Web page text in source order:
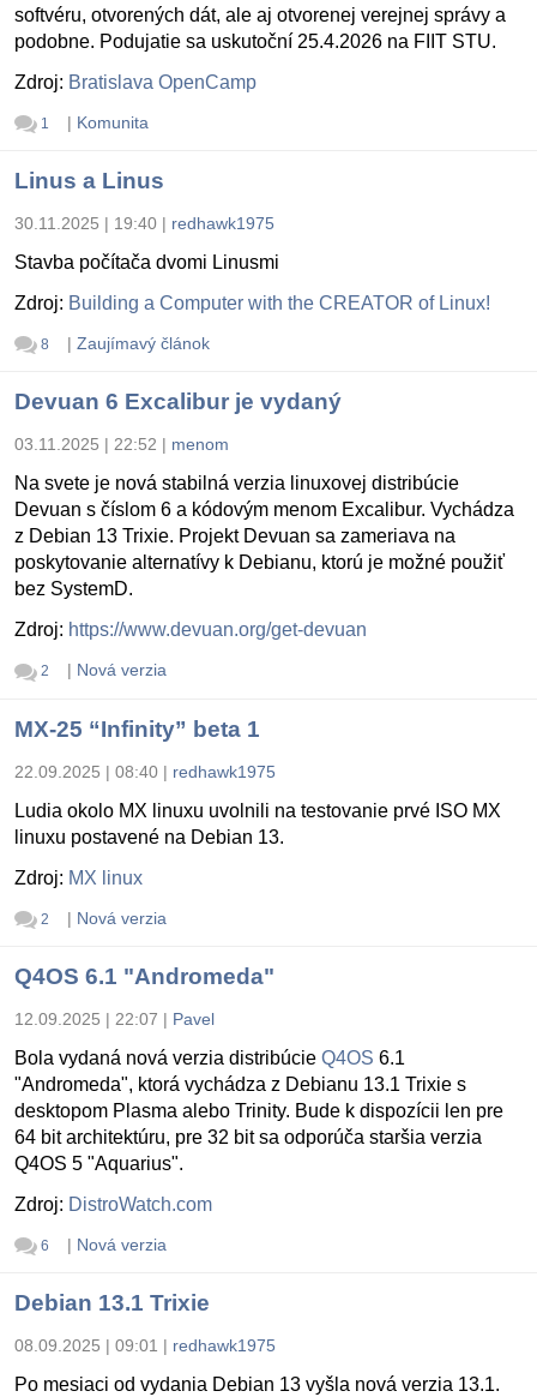
softvéru, otvorených dát, ale aj otvorenej verejnej správy a
podobne. Podujatie sa uskutoční 25.4.2026 na FIIT STU.
Zdroj: Bratislava OpenCamp
1 | Komunita
Linus a Linus
30.11.2025 | 19:40 | redhawk1975
Stavba počítača dvomi Linusmi
Zdroj: Building a Computer with the CREATOR of Linux!
8 | Zaujímavý článok
Devuan 6 Excalibur je vydaný
03.11.2025 | 22:52 | menom
Na svete je nová stabilná verzia linuxovej distribúcie
Devuan s číslom 6 a kódovým menom Excalibur. Vychádza
z Debian 13 Trixie. Projekt Devuan sa zameriava na
poskytovanie alternatívy k Debianu, ktorú je možné použiť
bez SystemD.
Zdroj: https://www.devuan.org/get-devuan
2 | Nová verzia
MX-25 “Infinity” beta 1
22.09.2025 | 08:40 | redhawk1975
Ludia okolo MX linuxu uvolnili na testovanie prvé ISO MX
linuxu postavené na Debian 13.
Zdroj: MX linux
2 | Nová verzia
Q4OS 6.1 "Andromeda"
12.09.2025 | 22:07 | Pavel
Bola vydaná nová verzia distribúcie Q4OS 6.1
"Andromeda", ktorá vychádza z Debianu 13.1 Trixie s
desktopom Plasma alebo Trinity. Bude k dispozícii len pre
64 bit architektúru, pre 32 bit sa odporúča staršia verzia
Q4OS 5 "Aquarius".
Zdroj: DistroWatch.com
6 | Nová verzia
Debian 13.1 Trixie
08.09.2025 | 09:01 | redhawk1975
Po mesiaci od vydania Debian 13 vyšla nová verzia 13.1.